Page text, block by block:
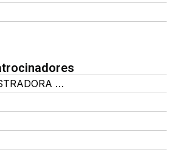
IDEALL ADMINISTRADORA DE BENEFÍCIOS